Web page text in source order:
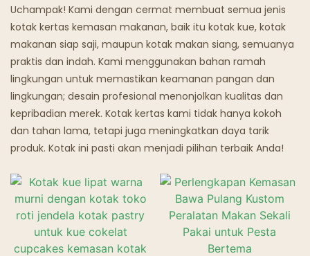
Prasmanan
Truk Makanan
Sendok Berminyak
Restoran Hantu
Blog
Uchampak! Kami dengan cermat membuat semua jenis
kotak kertas kemasan makanan, baik itu kotak kue, kotak
makanan siap saji, maupun kotak makan siang, semuanya
praktis dan indah. Kami menggunakan bahan ramah
lingkungan untuk memastikan keamanan pangan dan
lingkungan; desain profesional menonjolkan kualitas dan
kepribadian merek. Kotak kertas kami tidak hanya kokoh
dan tahan lama, tetapi juga meningkatkan daya tarik
produk. Kotak ini pasti akan menjadi pilihan terbaik Anda!